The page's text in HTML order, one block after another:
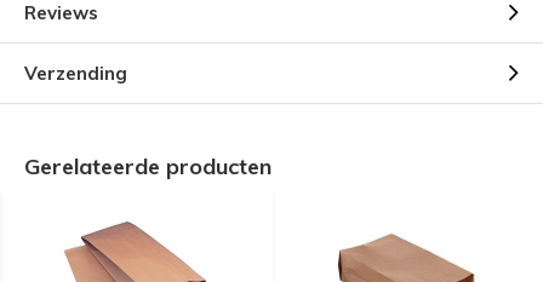
Reviews
Verzending
Gerelateerde producten